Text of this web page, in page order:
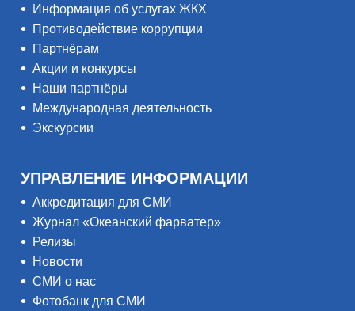
Информация об услугах ЖКХ
Противодействие коррупции
Партнёрам
Акции и конкурсы
Наши партнёры
Международная деятельность
Экскурсии
УПРАВЛЕНИЕ ИНФОРМАЦИИ
Аккредитация для СМИ
Журнал «Океанский фарватер»
Релизы
Новости
СМИ о нас
Фотобанк для СМИ